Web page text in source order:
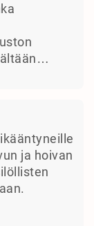
ja hoivan